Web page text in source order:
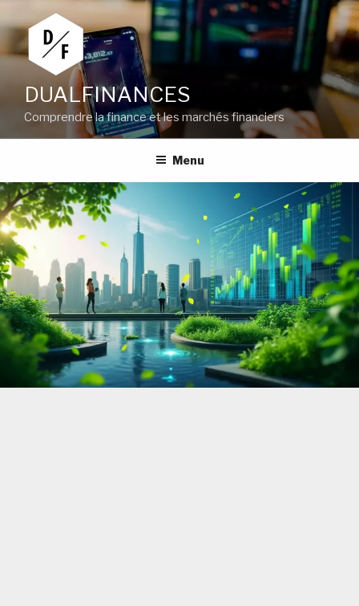
au
contenu
principal
DUALFINANCES
Comprendre la finance et les marchés financiers
Menu